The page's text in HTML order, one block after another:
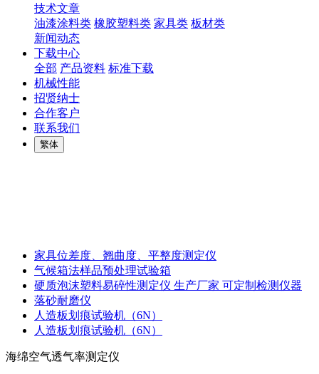
技术文章
油漆涂料类 橡胶塑料类 家具类 板材类
新闻动态
下载中心
全部 产品资料 标准下载
机械性能
招贤纳士
合作客户
联系我们
繁体
家具位差度、翘曲度、平整度测定仪
气候箱法样品预处理试验箱
硬质泡沫塑料易碎性测定仪 生产厂家 可定制检测仪器
落砂耐磨仪
人造板划痕试验机（6N）
人造板划痕试验机（6N）
海绵空气透气率测定仪